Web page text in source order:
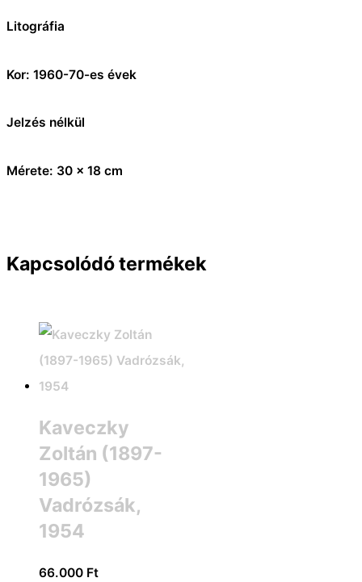
Litográfia
Kor: 1960-70-es évek
Jelzés nélkül
Mérete: 30 x 18 cm
Kapcsolódó termékek
Kaveczky
Zoltán (1897-
1965)
Vadrózsák,
1954
66.000 Ft